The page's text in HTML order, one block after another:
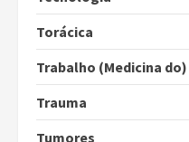
Torácica
Trabalho (Medicina do)
Trauma
Tumores